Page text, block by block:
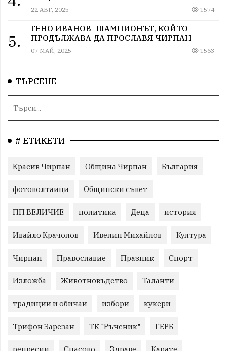
22 АВГ, 2025 1574
5.
ГЕНО ИВАНОВ- ШАМПИОНЪТ, КОЙТО
ПРОДЪЛЖАВА ДА ПРОСЛАВЯ ЧИРПАН
07 МАЙ, 2025 1563
ТЪРСЕНЕ
# ЕТИКЕТИ
Красив Чирпан Община Чирпан България
фотоволтаици Общински съвет
ПП ВЕЛИЧИЕ политика Деца история
Ивайло Крачолов Ивелин Михайлов Култура
Чирпан Православие Празник Спорт
Изложба Животновъдство Таланти
традиции и обичаи избори кукери
Трифон Зарезан ТК "Ръченик" ГЕРБ
репресии Спасово Здраве Карате